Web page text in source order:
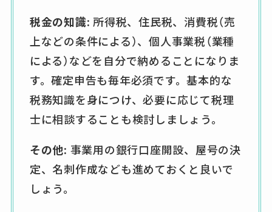
税金の知識: 所得税、住民税、消費税（売
上などの条件による）、個人事業税（業種
による）などを自分で納めることになりま
す。確定申告も毎年必須です。基本的な
税務知識を身につけ、必要に応じて税理
士に相談することも検討しましょう。
その他: 事業用の銀行口座開設、屋号の決
定、名刺作成なども進めておくと良いで
しょう。